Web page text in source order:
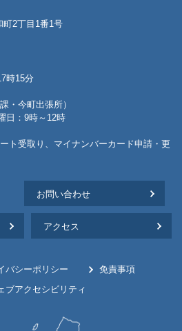
町2丁目1番1号
時15分
・今町出張所）
：9時～12時
ト受取り、マイナンバーカード申請・更
お問い合わせ
アクセス
バシーポリシー
免責事項
ブアクセシビリティ